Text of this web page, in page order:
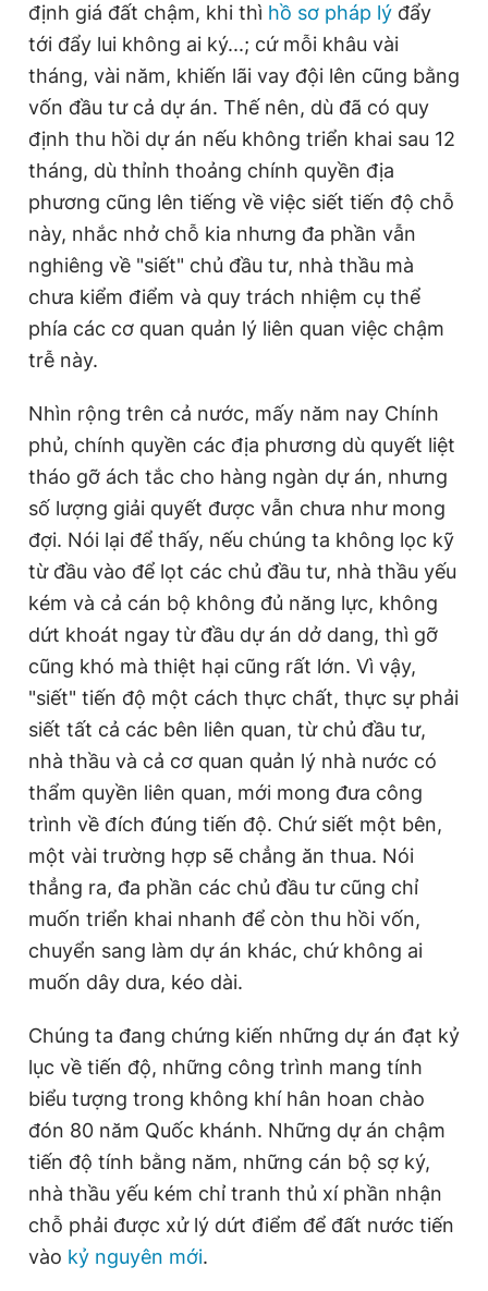
định giá đất chậm, khi thì hồ sơ pháp lý đẩy
tới đẩy lui không ai ký...; cứ mỗi khâu vài
tháng, vài năm, khiến lãi vay đội lên cũng bằng
vốn đầu tư cả dự án. Thế nên, dù đã có quy
định thu hồi dự án nếu không triển khai sau 12
tháng, dù thỉnh thoảng chính quyền địa
phương cũng lên tiếng về việc siết tiến độ chỗ
này, nhắc nhở chỗ kia nhưng đa phần vẫn
nghiêng về "siết" chủ đầu tư, nhà thầu mà
chưa kiểm điểm và quy trách nhiệm cụ thể
phía các cơ quan quản lý liên quan việc chậm
trễ này.
Nhìn rộng trên cả nước, mấy năm nay Chính
phủ, chính quyền các địa phương dù quyết liệt
tháo gỡ ách tắc cho hàng ngàn dự án, nhưng
số lượng giải quyết được vẫn chưa như mong
đợi. Nói lại để thấy, nếu chúng ta không lọc kỹ
từ đầu vào để lọt các chủ đầu tư, nhà thầu yếu
kém và cả cán bộ không đủ năng lực, không
dứt khoát ngay từ đầu dự án dở dang, thì gỡ
cũng khó mà thiệt hại cũng rất lớn. Vì vậy,
"siết" tiến độ một cách thực chất, thực sự phải
siết tất cả các bên liên quan, từ chủ đầu tư,
nhà thầu và cả cơ quan quản lý nhà nước có
thẩm quyền liên quan, mới mong đưa công
trình về đích đúng tiến độ. Chứ siết một bên,
một vài trường hợp sẽ chẳng ăn thua. Nói
thẳng ra, đa phần các chủ đầu tư cũng chỉ
muốn triển khai nhanh để còn thu hồi vốn,
chuyển sang làm dự án khác, chứ không ai
muốn dây dưa, kéo dài.
Chúng ta đang chứng kiến những dự án đạt kỷ
lục về tiến độ, những công trình mang tính
biểu tượng trong không khí hân hoan chào
đón 80 năm Quốc khánh. Những dự án chậm
tiến độ tính bằng năm, những cán bộ sợ ký,
nhà thầu yếu kém chỉ tranh thủ xí phần nhận
chỗ phải được xử lý dứt điểm để đất nước tiến
vào kỷ nguyên mới.